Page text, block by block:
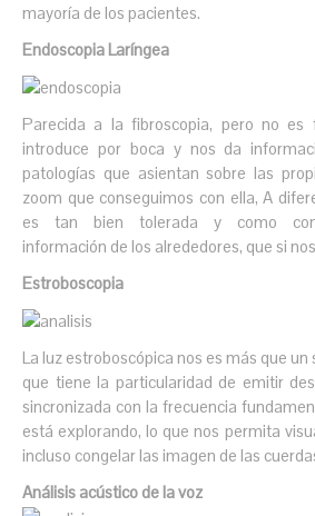
mayoría de los pacientes.
Endoscopia Laríngea
Parecida a la fibroscopia, pero no es
introduce por boca y nos da
patologías que asientan sobre las
zoom que conseguimos con ella, A
es tan bien tolerada y como
información de los alrededores, que si
Estroboscopia
La luz estroboscópica nos es más que
que tiene la particularidad de emitir
sincronizada con la frecuencia
está explorando, lo que nos permita
incluso congelar las imagen de las
Análisis acústico de la voz